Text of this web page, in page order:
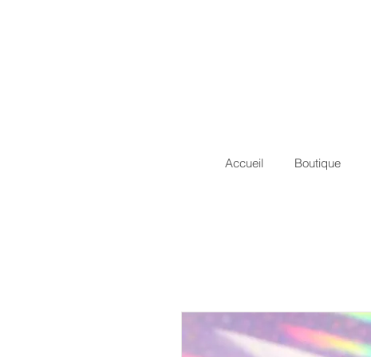
Accueil Boutique